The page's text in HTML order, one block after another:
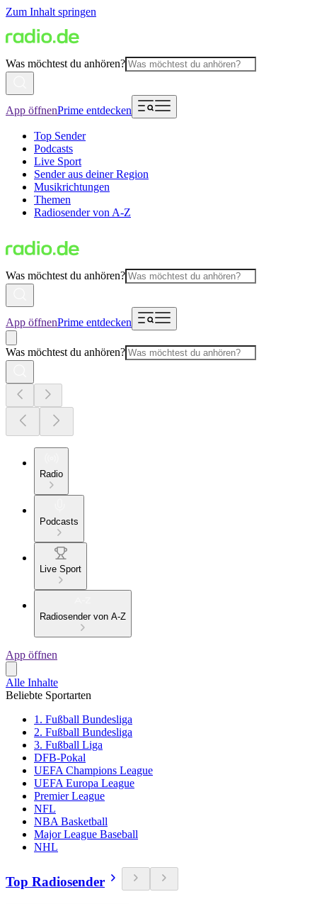
Zum Inhalt springen
Was möchtest du anhören?
App öffnenPrime entdecken
Top Sender
Podcasts
Live Sport
Sender aus deiner Region
Musikrichtungen
Themen
Radiosender von A-Z
Was möchtest du anhören?
App öffnenPrime entdecken
Was möchtest du anhören?
Radio
Podcasts
Live Sport
Radiosender von A-Z
App öffnen
Alle Inhalte
Beliebte Sportarten
1. Fußball Bundesliga
2. Fußball Bundesliga
3. Fußball Liga
DFB-Pokal
UEFA Champions League
UEFA Europa League
Premier League
NFL
NBA Basketball
Major League Baseball
NHL
Top Radiosender